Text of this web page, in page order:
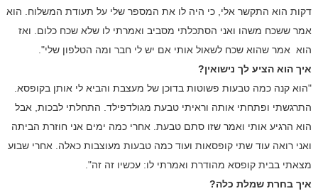
דקות הוא התקשר אלי, כי היה לו את המספר שלי על תעודת המשלוח. הוא
אמר ששכח משהו ואני הסתכלתי מסביב ואמרתי לו שלא שכח כלום. ואז
הוא אמר שהוא שכח לשאול אותי אם יש לי חבר ומה הטלפון שלי".
איך הוא הציע לך נישואין?
"הוא קנה כמה טבעות פשוטות בדוכן של מעצבת והביא לי אותן בקופסא.
התרגשתי ופתחתי אותה וראיתי טבעת מגולדפילד. התחלתי לבכות, אבל
הוא הרגיע אותי ואמר שזו סתם טבעת. אחרי כמה ימים אני חוזרת הביתה
ואני רואה עוד שתי קופסאות ועוד כמה טבעות מעוצבות כאלה. אחרי שבוע
מצאתי בבית קופסא מהודרת ואמרתי לו: עכשיו זה זה".
איך בחרת שמלת כלה?